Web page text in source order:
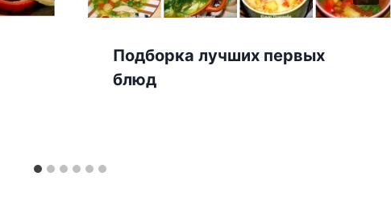
Подборка лучших первых
блюд